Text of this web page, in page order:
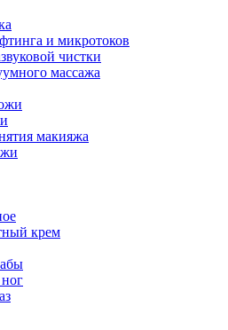
и микротоков
чистки
массажа
макияжа
крем